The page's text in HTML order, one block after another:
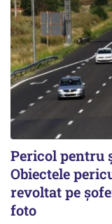
Pericol pentru
Obiectele
revoltat pe
foto